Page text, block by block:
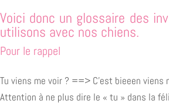
Voici donc un glossaire des
utilisons avec nos chiens.
Pour le rappel
Tu viens me voir ? ==> C’est bieeen viens
Attention à ne plus dire le « tu » dans la